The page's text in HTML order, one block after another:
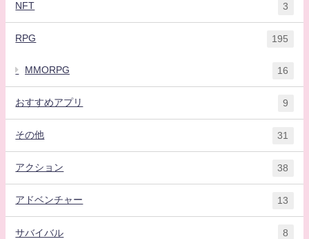
NFT 3
RPG 195
MMORPG 16
おすすめアプリ 9
その他 31
アクション 38
アドベンチャー 13
サバイバル 8